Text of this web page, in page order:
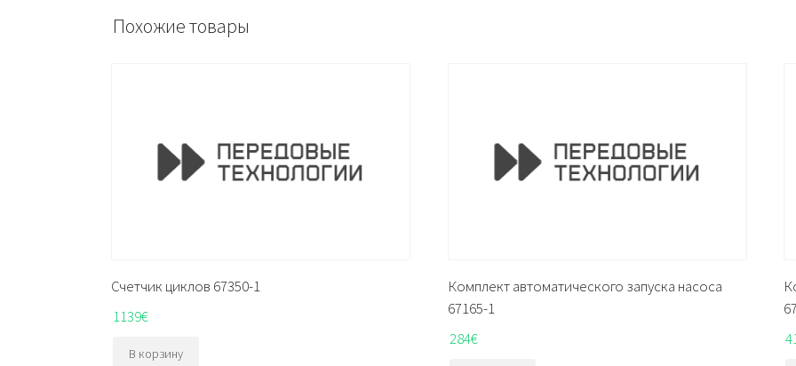
Похожие товары
Счетчик циклов 67350-1
1139€
В корзину
Комплект автоматического запуска насоса
67165-1
284€